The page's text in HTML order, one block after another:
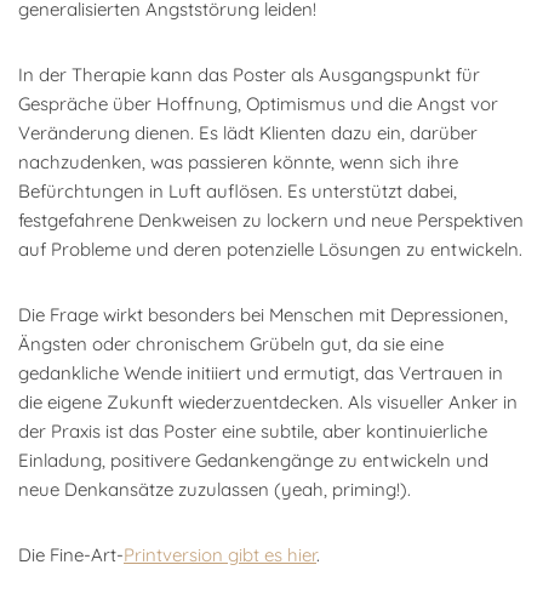
generalisierten Angststörung leiden!
In der Therapie kann das Poster als Ausgangspunkt für
Gespräche über Hoffnung, Optimismus und die Angst vor
Veränderung dienen. Es lädt Klienten dazu ein, darüber
nachzudenken, was passieren könnte, wenn sich ihre
Befürchtungen in Luft auflösen. Es unterstützt dabei,
festgefahrene Denkweisen zu lockern und neue Perspektiven
auf Probleme und deren potenzielle Lösungen zu entwickeln.
Die Frage wirkt besonders bei Menschen mit Depressionen,
Ängsten oder chronischem Grübeln gut, da sie eine
gedankliche Wende initiiert und ermutigt, das Vertrauen in
die eigene Zukunft wiederzuentdecken. Als visueller Anker in
der Praxis ist das Poster eine subtile, aber kontinuierliche
Einladung, positivere Gedankengänge zu entwickeln und
neue Denkansätze zuzulassen (yeah, priming!).
Die Fine-Art-Printversion gibt es hier.